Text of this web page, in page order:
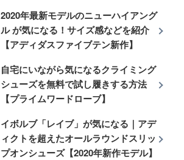
2020年最新モデルのニューハイアング
ル が気になる！サイズ感などを紹介
【アディダスファイブテン新作】
自宅にいながら気になるクライミング
シューズを無料で試し履きする方法
【プライムワードローブ】
イボルブ「レイブ」が気になる｜アデ
ィクトを超えたオールラウンドスリッ
プオンシューズ【2020年新作モデル】